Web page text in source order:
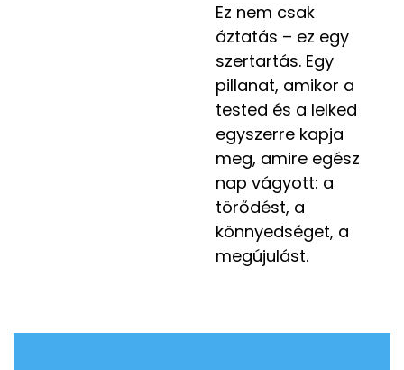
Ez nem csak
áztatás – ez egy
szertartás. Egy
pillanat, amikor a
tested és a lelked
egyszerre kapja
meg, amire egész
nap vágyott: a
törődést, a
könnyedséget, a
megújulást.